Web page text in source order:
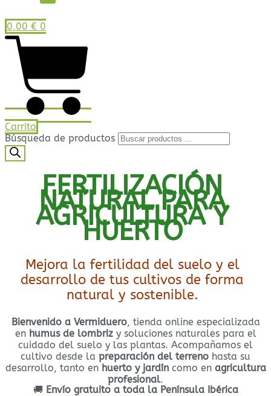
0,00 € 0
Carrito
Búsqueda de productos
FERTILIZACIÓN
NATURAL PARA
AGRICULTURA Y
HUERTO
Mejora la fertilidad del suelo y el
desarrollo de tus cultivos de forma
natural y sostenible.
Bienvenido a Vermiduero, tienda online especializada
en humus de lombrizy soluciones naturales para el
cuidado del suelo y las plantas. Acompañamos el
cultivo desde la preparación del terreno hasta su
desarrollo, tanto en huerto y jardíncomo en agricultura
profesional.
🚚 Envío gratuito a toda la Península Ibérica